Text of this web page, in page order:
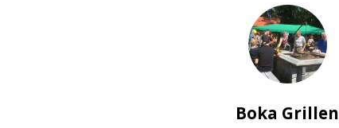
Boka Grillen